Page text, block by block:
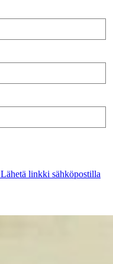
Lähetä linkki sähköpostilla